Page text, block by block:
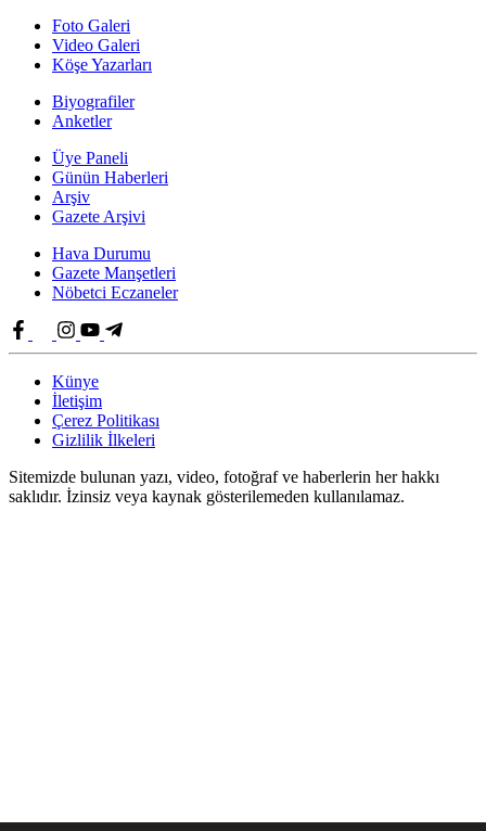
Foto Galeri
Video Galeri
Köşe Yazarları
Biyografiler
Anketler
Üye Paneli
Günün Haberleri
Arşiv
Gazete Arşivi
Hava Durumu
Gazete Manşetleri
Nöbetci Eczaneler
Künye
İletişim
Çerez Politikası
Gizlilik İlkeleri
Sitemizde bulunan yazı, video, fotoğraf ve haberlerin her hakkı
saklıdır. İzinsiz veya kaynak gösterilemeden kullanılamaz.